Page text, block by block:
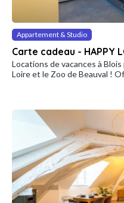
Appartement & Studio
Carte cadeau - HAPPY
Locations de vacances à
Loire et le Zoo de Beauval !